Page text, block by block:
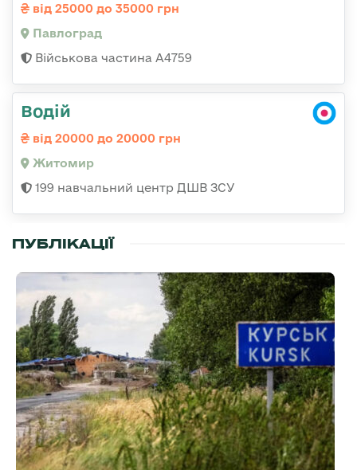
від 25000 до 35000 грн
Павлоград
Військова частина А4759
Водій
від 20000 до 20000 грн
Житомир
199 навчальний центр ДШВ ЗСУ
ПУБЛІКАЦІЇ